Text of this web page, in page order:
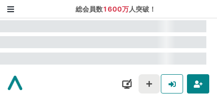
総会員数1600万人突破！